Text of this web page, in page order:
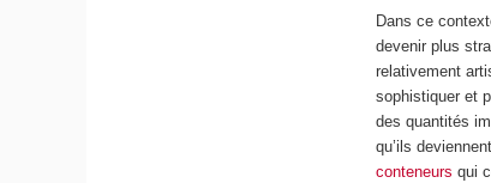
Dans ce
devenir plus
relativement
sophistiquer et
des quantités
qu’ils
conteneurs qui